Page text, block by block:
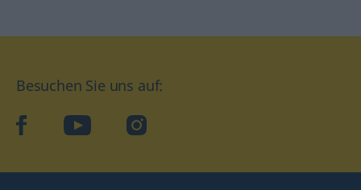
Besuchen Sie uns auf:
facebookYouTube Instagram